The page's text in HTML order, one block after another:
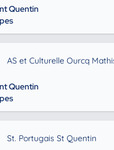
Quentin
AS et Culturelle Ourcq
Quentin
St. Portugais St Quentin